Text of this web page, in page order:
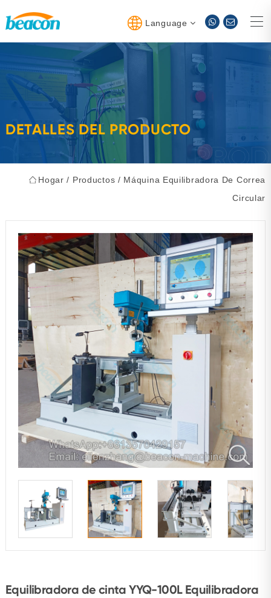
Language
DETALLES DEL PRODUCTO
Hogar / Productos / Máquina Equilibradora De Correa
Circular
Equilibradora de cinta YYQ-100L Equilibradora